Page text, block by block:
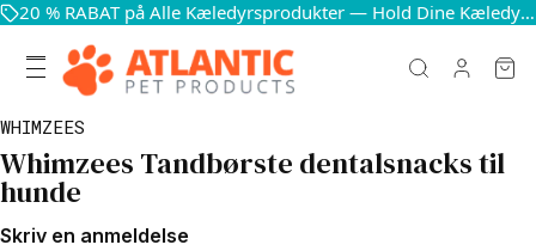
20 % RABAT på Alle Kæledyrsprodukter — Hold Dine Kæledyr Glade og Sunde
WHIMZEES
Whimzees Tandbørste dentalsnacks til
hunde
Skriv en anmeldelse